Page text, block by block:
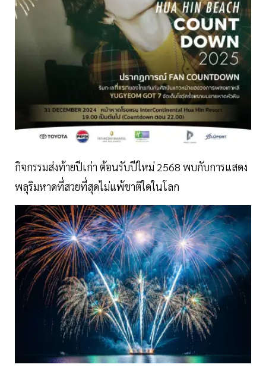
กิจกรรมส่งท้ายปีเก่า ต้อนรับปีใหม่ 2568 พบกับการแสดง
พลุริมหาดที่สวยที่สุดไม่แพ้ชาติใดในโลก